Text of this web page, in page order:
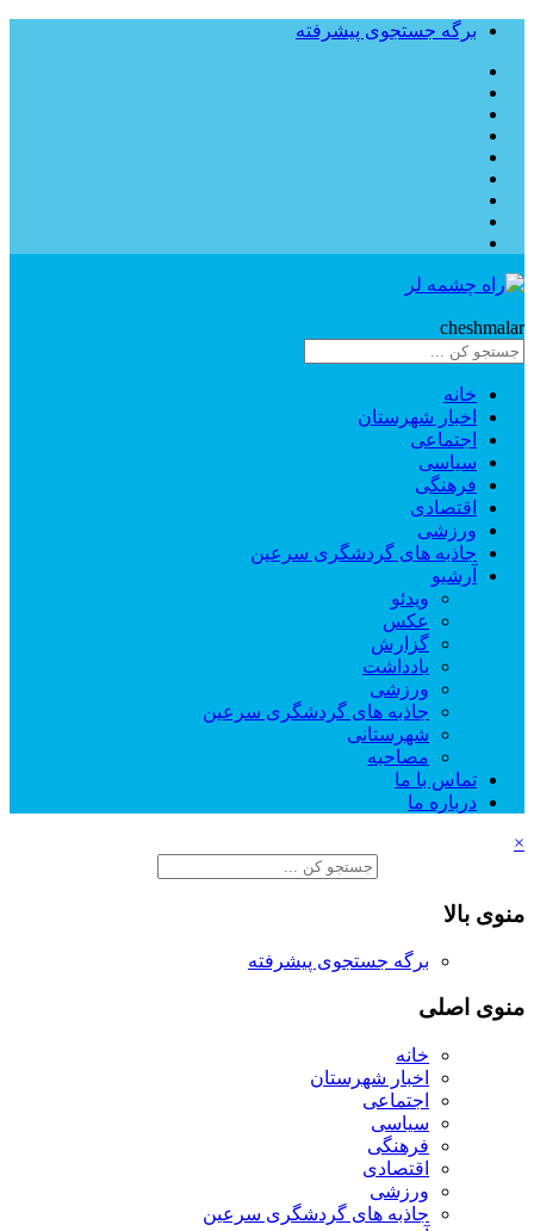
برگه جستجوی پیشرفته
cheshmalar
خانه
اخبار شهرستان
اجتماعی
سیاسی
فرهنگی
اقتصادی
ورزشی
جاذبه های گردشگری سرعین
آرشیو
ویدئو
عکس
گزارش
یادداشت
ورزشی
جاذبه های گردشگری سرعین
شهرستانی
مصاحبه
تماس با ما
درباره ما
×
منوی بالا
برگه جستجوی پیشرفته
منوی اصلی
خانه
اخبار شهرستان
اجتماعی
سیاسی
فرهنگی
اقتصادی
ورزشی
جاذبه های گردشگری سرعین